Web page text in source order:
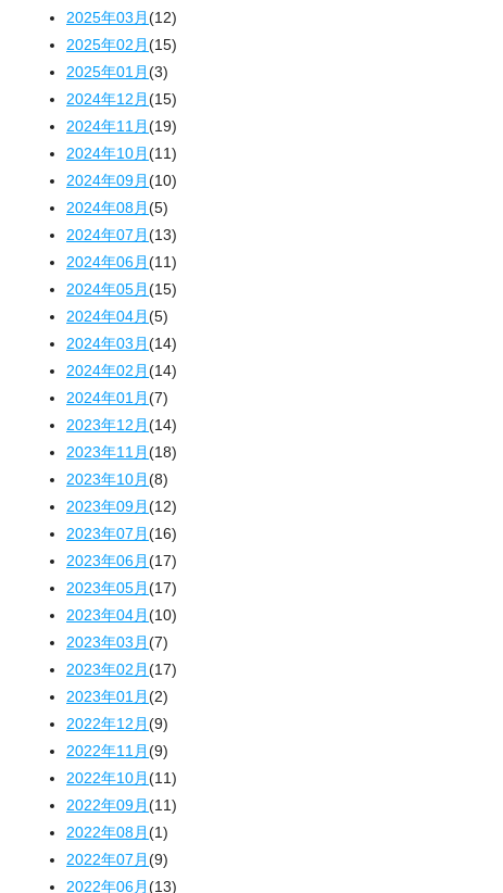
2025年03月(12)
2025年02月(15)
2025年01月(3)
2024年12月(15)
2024年11月(19)
2024年10月(11)
2024年09月(10)
2024年08月(5)
2024年07月(13)
2024年06月(11)
2024年05月(15)
2024年04月(5)
2024年03月(14)
2024年02月(14)
2024年01月(7)
2023年12月(14)
2023年11月(18)
2023年10月(8)
2023年09月(12)
2023年07月(16)
2023年06月(17)
2023年05月(17)
2023年04月(10)
2023年03月(7)
2023年02月(17)
2023年01月(2)
2022年12月(9)
2022年11月(9)
2022年10月(11)
2022年09月(11)
2022年08月(1)
2022年07月(9)
2022年06月(13)